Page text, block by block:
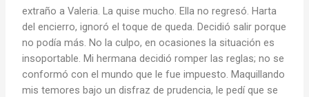
extraño a Valeria. La quise mucho. Ella no regresó. Harta
del encierro, ignoró el toque de queda. Decidió salir porque
no podía más. No la culpo, en ocasiones la situación es
insoportable. Mi hermana decidió romper las reglas; no se
conformó con el mundo que le fue impuesto. Maquillando
mis temores bajo un disfraz de prudencia, le pedí que se